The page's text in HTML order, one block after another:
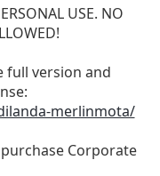
USE. NO
full version and
merlinmota/
Corporate